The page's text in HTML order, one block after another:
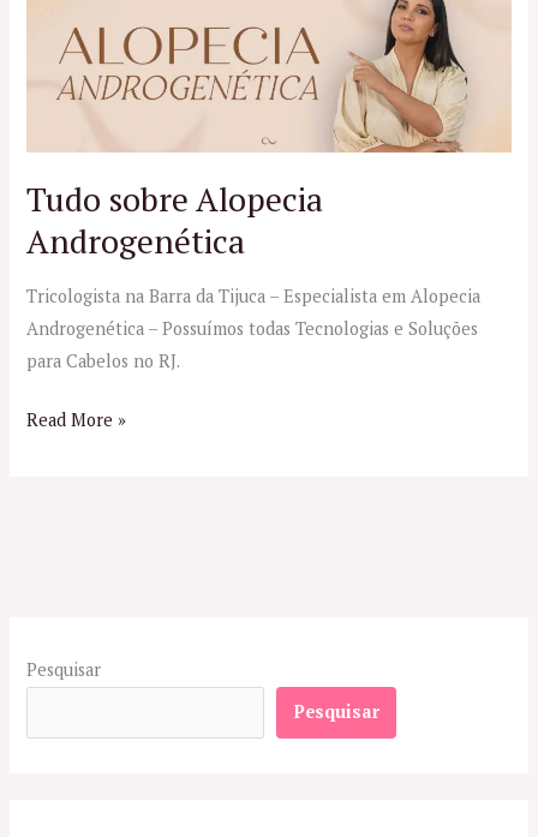
Tudo sobre Alopecia
Androgenética
Tricologista na Barra da Tijuca – Especialista em Alopecia
Androgenética – Possuímos todas Tecnologias e Soluções
para Cabelos no RJ.
Alopecia
Androgenética
Read More »
Pesquisar
Pesquisar